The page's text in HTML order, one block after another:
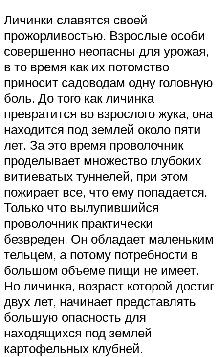
Личинки славятся своей
прожорливостью. Взрослые особи
совершенно неопасны для урожая,
в то время как их потомство
приносит садоводам одну головную
боль. До того как личинка
превратится во взрослого жука, она
находится под землей около пяти
лет. За это время проволочник
проделывает множество глубоких
витиеватых туннелей, при этом
пожирает все, что ему попадается.
Только что вылупившийся
проволочник практически
безвреден. Он обладает маленьким
тельцем, а потому потребности в
большом объеме пищи не имеет.
Но личинка, возраст которой достиг
двух лет, начинает представлять
большую опасность для
находящихся под землей
картофельных клубней.